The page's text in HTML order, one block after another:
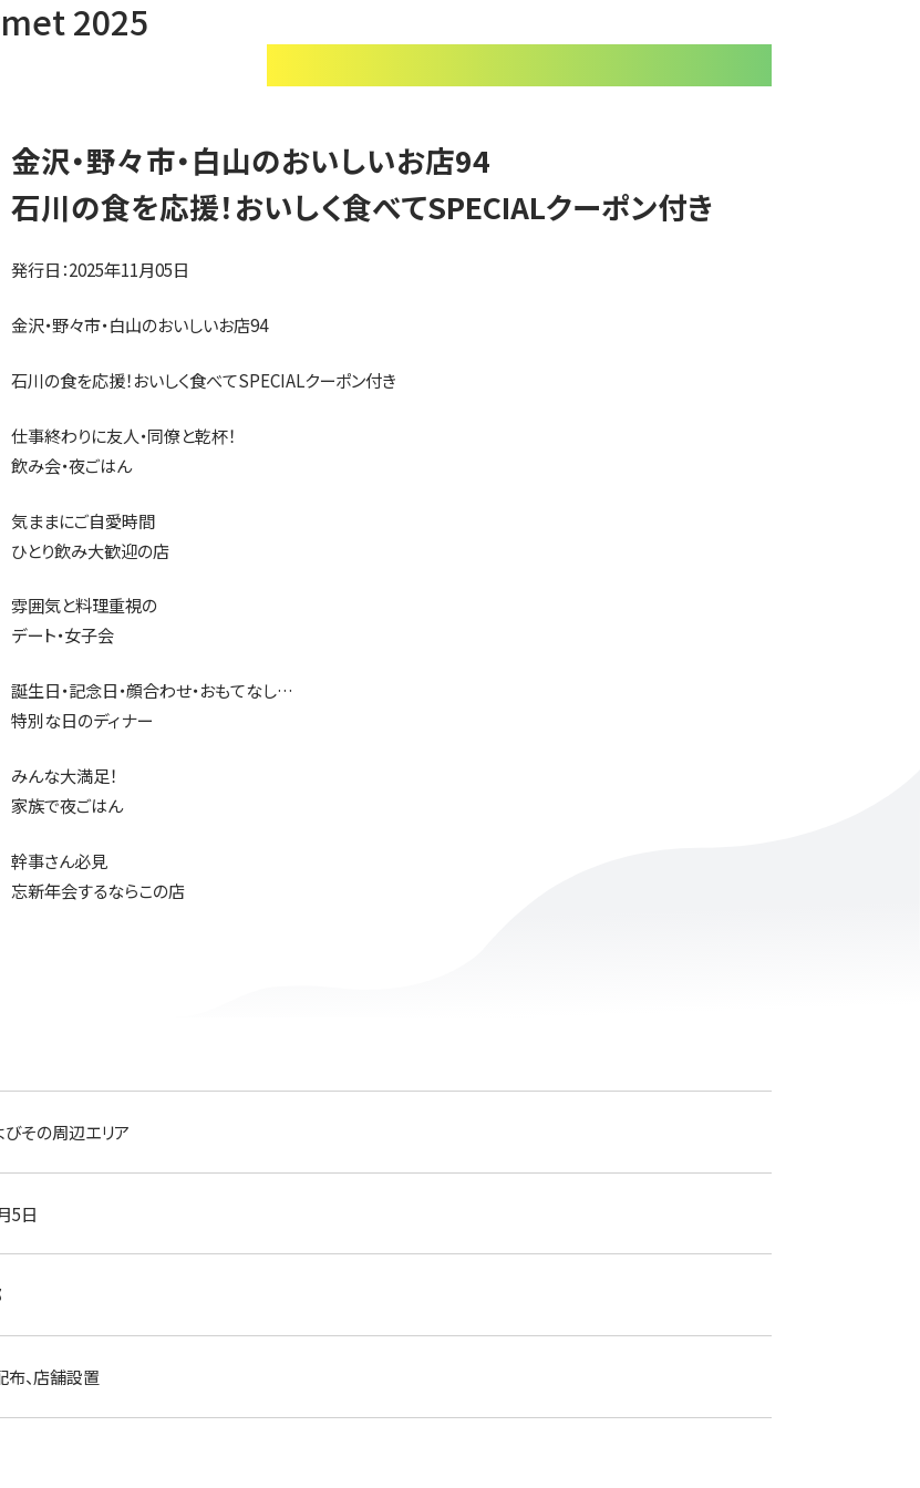
2025
金沢・野々市・白山のおいしいお店94
石川の食を応援！おいしく食べてSPECIALクーポン付き
発行日：2025年11月05日
金沢・野々市・白山のおいしいお店94
石川の食を応援！おいしく食べてSPECIALクーポン付き
仕事終わりに友人・同僚と乾杯！
飲み会・夜ごはん
気ままにご自愛時間
ひとり飲み大歓迎の店
雰囲気と料理重視の
デート・女子会
誕生日・記念日・顔合わせ・おもてなし…
特別な日のディナー
みんな大満足！
家族で夜ごはん
幹事さん必見
忘新年会するならこの店
その周辺エリア
5日
、店舗設置